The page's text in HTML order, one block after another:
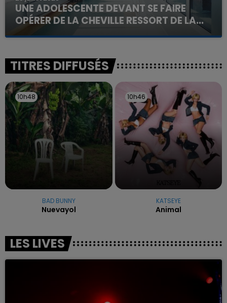
UNE ADOLESCENTE DEVANT SE FAIRE
OPÉRER DE LA CHEVILLE RESSORT DE LA...
La famille a porté plainte contre la clinique qui a
excuses.
TITRES DIFFUSÉS
10h48
10h48
BAD BUNNY
Nuevayol
10h46
10h46
KATSEYE
Animal
LES LIVES